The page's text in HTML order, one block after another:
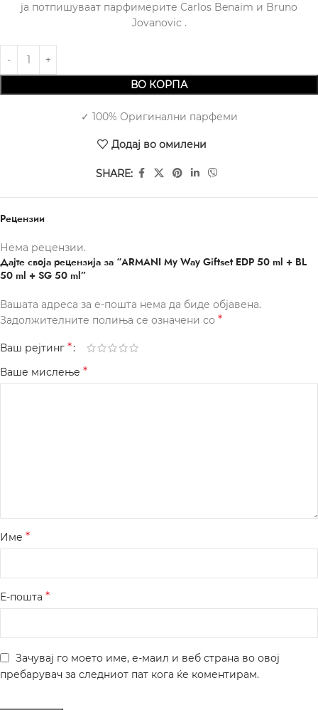
ја потпишуваат парфимерите Carlos Benaim и Bruno
Jovanovic .
ВО КОРПА
✓ 100% Оригинални парфеми
Додај во омилени
SHARE:
Рецензии
Нема рецензии.
Дајте своја рецензија за “ARMANI My Way Giftset EDP 50 ml + BL
50 ml + SG 50 ml”
Вашата адреса за е-пошта нема да биде објавена.
Задолжителните полиња се означени со *
Ваш рејтинг *
Ваше мислење *
Име *
Е-пошта *
Зачувај го моето име, е-маил и веб страна во овој
пребарувач за следниот пат кога ќе коментирам.